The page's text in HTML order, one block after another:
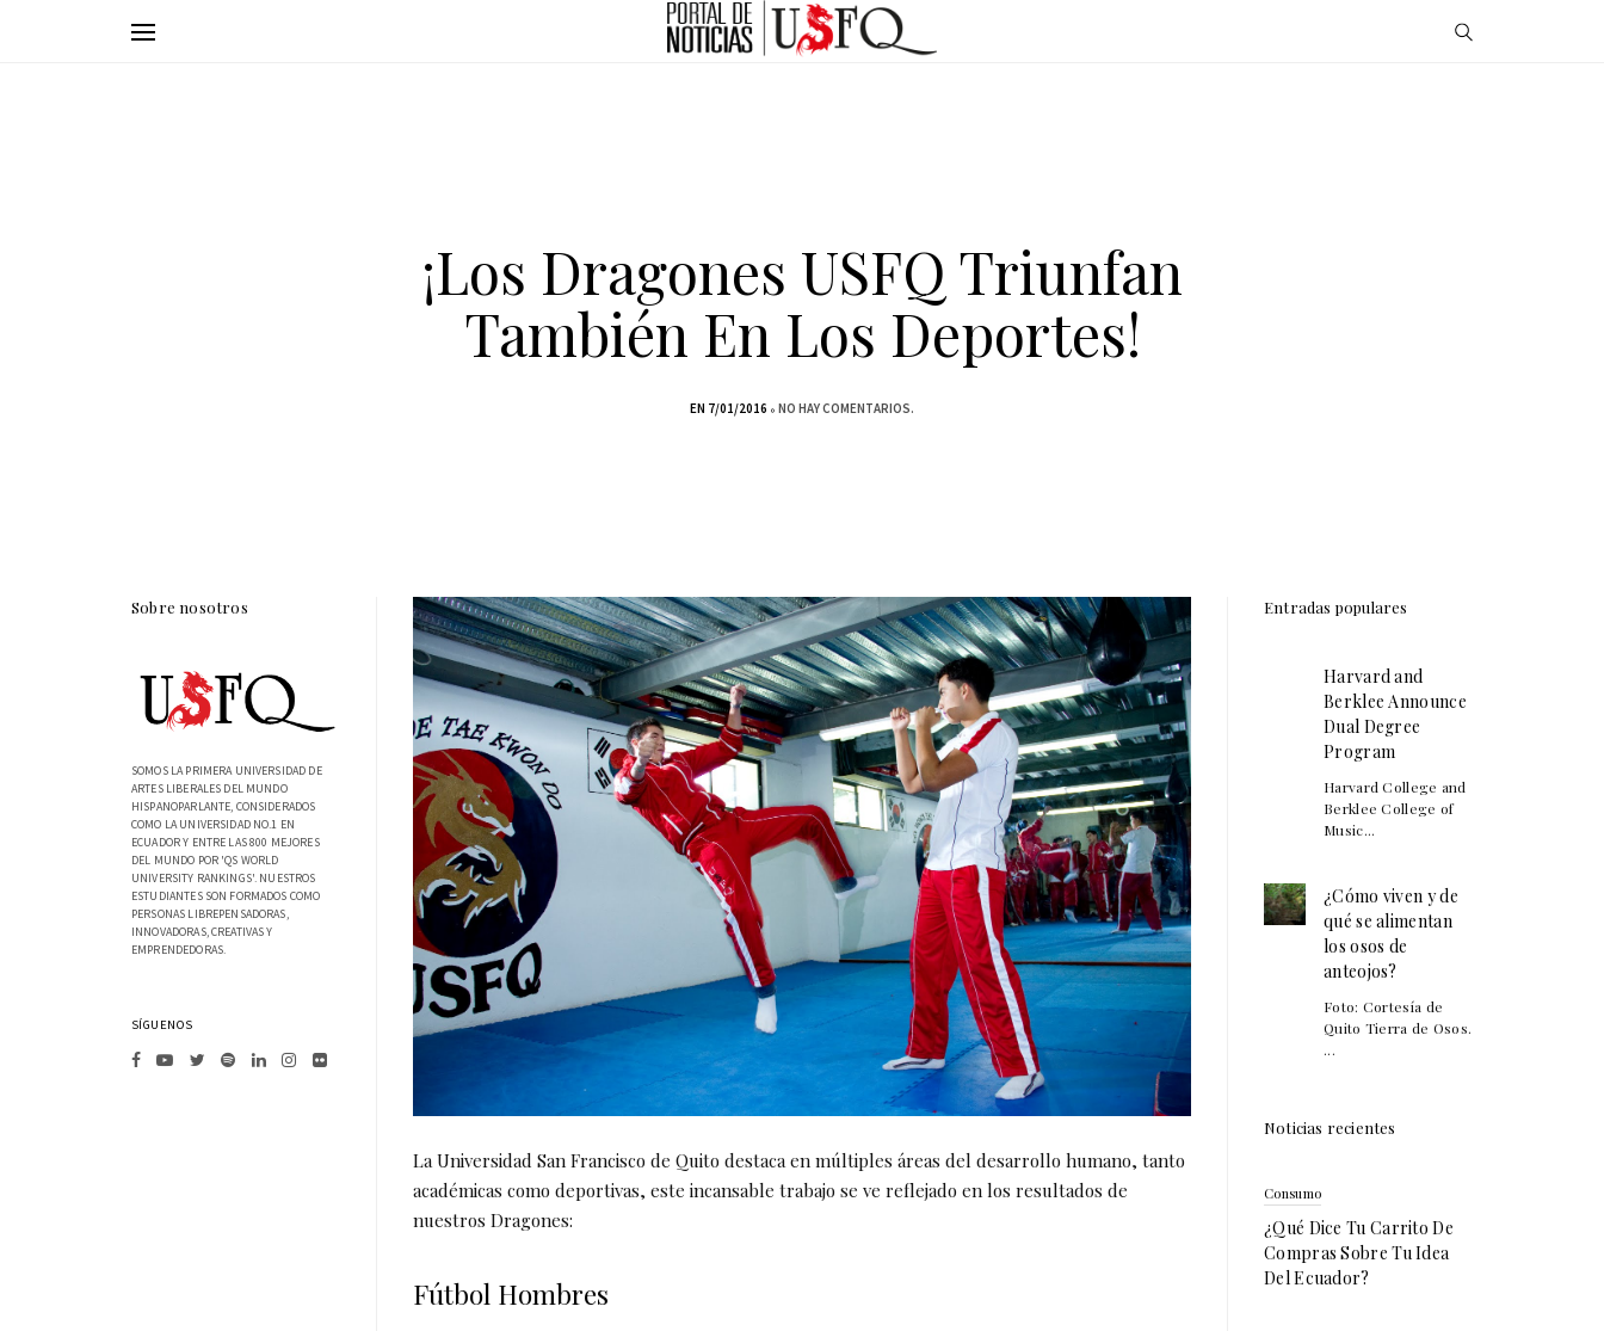
¡Los Dragones USFQ Triunfan
También En Los Deportes!
EN 7/01/2016 NO HAY COMENTARIOS.
La Universidad San Francisco de Quito destaca en múltiples áreas del desarrollo humano, tanto
académicas como deportivas, este incansable trabajo se ve reflejado en los resultados de
nuestros Dragones:
Fútbol Hombres
Sobre nosotros
SOMOS LA PRIMERA UNIVERSIDAD DE
ARTES LIBERALES DEL MUNDO
HISPANOPARLANTE, CONSIDERADOS
COMO LA UNIVERSIDAD NO.1 EN
ECUADOR Y ENTRE LAS 800 MEJORES
DEL MUNDO POR 'QS WORLD
UNIVERSITY RANKINGS'. NUESTROS
ESTUDIANTES SON FORMADOS COMO
PERSONAS LIBREPENSADORAS,
INNOVADORAS, CREATIVAS Y
EMPRENDEDORAS.
SÍGUENOS
Entradas populares
Harvard and
Berklee Announce
Dual Degree
Program
Harvard College and
Berklee College of
Music...
¿Cómo viven y de
qué se alimentan
los osos de
anteojos?
Foto: Cortesía de
Quito Tierra de Osos.
...
Noticias recientes
Consumo
¿Qué Dice Tu Carrito De
Compras Sobre Tu Idea
Del Ecuador?